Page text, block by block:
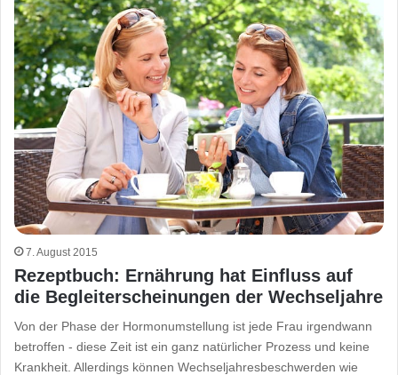
7. August 2015
Rezeptbuch: Ernährung hat Einfluss auf
die Begleiterscheinungen der Wechseljahre
Von der Phase der Hormonumstellung ist jede Frau irgendwann
betroffen - diese Zeit ist ein ganz natürlicher Prozess und keine
Krankheit. Allerdings können Wechseljahresbeschwerden wie